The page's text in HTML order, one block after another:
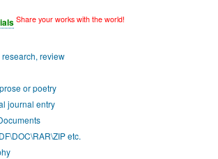
Share your works with the world!
review
or poetry
journal entry
etc.